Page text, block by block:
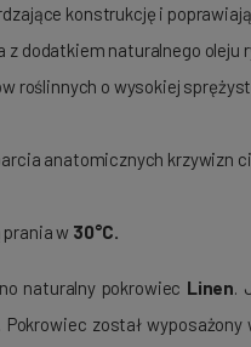
konstrukcję i
z dodatkiem naturalnego oleju
roślinnych o wysokiej
anatomicznych krzywizn
prania w 30°C.
naturalny pokrowiec Linen
został